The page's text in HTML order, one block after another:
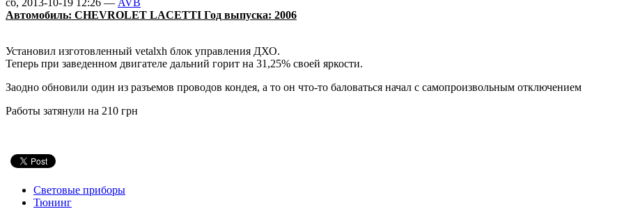
Автомобиль: CHEVROLET LACETTI Год выпуска: 2006
Установил изготовленный vetalxh блок управления ДХО.
Теперь при заведенном двигателе дальний горит на 31,25% своей яркости.
Заодно обновили один из разъемов проводов кондея, а то он что-то баловаться начал с самопроизвольным отключением
Работы затянули на 210 грн
Световые приборы
Тюнинг